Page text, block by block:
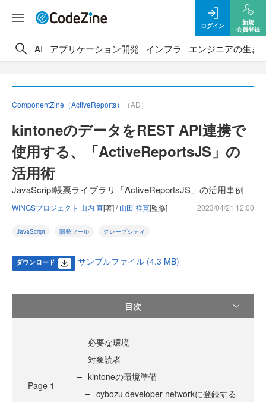
ログイン
新規
会員登録
AI アプリケーション開発 インフラ エンジニアの生き
ComponentZine（ActiveReports） （AD）
kintoneのデータをREST API連携で
使用する、「ActiveReportsJS」の
活用術
JavaScript帳票ライブラリ「ActiveReportsJS」の活用事例
WINGSプロジェクト 山内 直[著] /山田 祥寛[監修] 2023/04/21 12:00
JavaScript 開発ツール グレープシティ
ダウンロード サンプルファイル (4.3 MB)
目次
Page 1
必要な環境
対象読者
kintoneの環境準備
cybozu developer networkに登録する